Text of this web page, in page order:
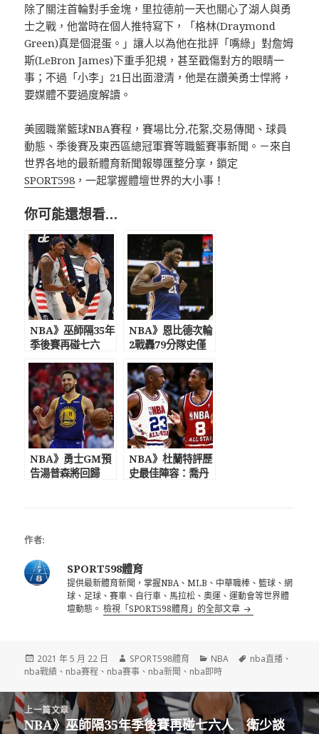
除了關注首輪對手金塊，里拉德前一天也關心了湖人與勇
士之戰，他當時在個人推特寫下，「格林(Draymond
Green)真是個混蛋。」讓人以為他在批評「嘴綠」對詹姆
斯(LeBron James)下重手犯規，甚至戳傷對方的眼睛一
事；不過「小李」21日出面澄清，他是在讚美勇士悍將，
要媒體不要過度解讀。
美國職業籃球NBA賽程，賽場比分,花絮,交易傳聞、球員
動態、季後賽及東西區總冠軍賽等職籃賽事新聞。－來自
世界各地的最新體育新聞報導匯整分享，鎖定
SPORT598 ，一起掌握體壇世界的大小事！
你可能還想看…
NBA》巫師隔35年
季後賽再碰七六
賽：希望我們能震
驚世界
NBA》恩比德次輪
2戰轟79分隊史僅
MVP失利很失望!
NBA》勇士GM預
告湯普森將回歸
NBA》杜蘭特評歷
史最佳陣容：喬丹
作者:
SPORT598體育
提供最新體育新聞，掌握NBA、MLB、中華職棒、籃球、網
球、足球、賽車、自行車、馬拉松、奧運、運動會等世界體
壇動態。檢視「SPORT598體育」的全部文章
發
佈
期:
2021 年 5 月 22 日
作
者
SPORT598體育
分
類
NBA
標
nba直播 、
nba戰績 、 nba賽程 、 nba賽事 、 nba新聞 、 nba即時
章
上一篇文章
上
NBA》巫師隔35年季後賽再碰七六人 衛少談